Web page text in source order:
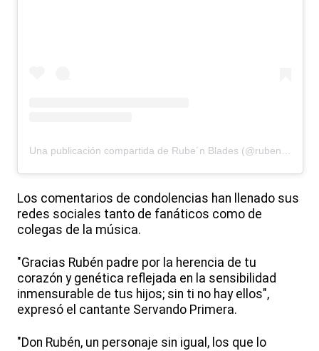
Una publicación compartida de Rube´n Blades (@ruben.blades)
Los comentarios de condolencias han llenado sus
redes sociales tanto de fanáticos como de
colegas de la música.
"Gracias Rubén padre por la herencia de tu
corazón y genética reflejada en la sensibilidad
inmensurable de tus hijos; sin ti no hay ellos",
expresó el cantante Servando Primera.
"Don Rubén, un personaje sin igual, los que lo